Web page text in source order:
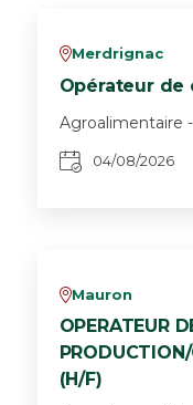
vMerdrignac
Opérateur de
Agroalimentaire
04/08/2026
vMauron
OPERATEUR
(H/F)